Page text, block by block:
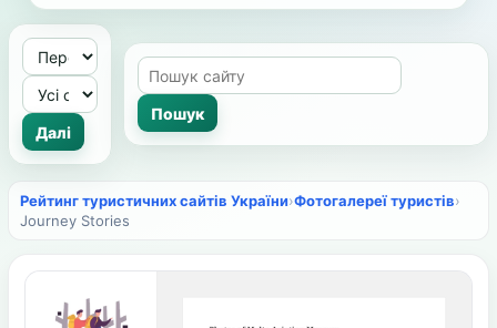
Рейтинг туристичних сайтів України›Фотогалереї туристів›
Journey Stories